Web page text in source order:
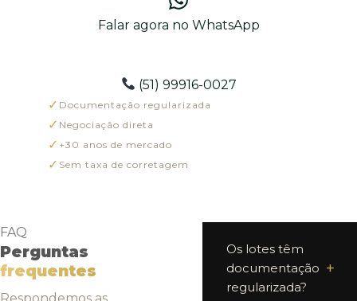
Falar agora no WhatsApp
(51) 99916-0027
✓ Documentação regularizada
✓ Negociação direta
✓ +30 anos de mercado
✓ Sem taxa de corretagem
FAQ
Perguntas
frequentes
Os lotes têm
documentação
regularizada?